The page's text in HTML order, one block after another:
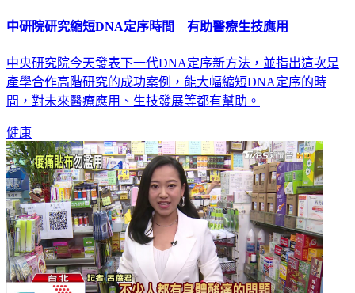
中研院研究縮短DNA定序時間 有助醫療生技應用
中央研究院今天發表下一代DNA定序新方法，並指出這次是
產學合作高階研究的成功案例，能大幅縮短DNA定序的時
間，對未來醫療應用、生技發展等都有幫助。
健康